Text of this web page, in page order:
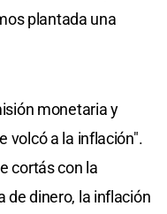
plantada una
monetaria y
volcó a la inflación".
cortás con la
de dinero, la inflación